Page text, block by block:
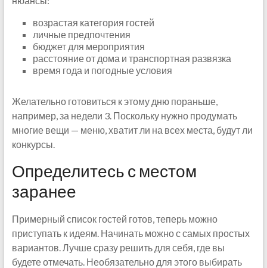
возрастая категория гостей
личные предпочтения
бюджет для мероприятия
расстояние от дома и транспортная развязка
время года и погодные условия
Желательно готовиться к этому дню пораньше,
например, за недели 3. Поскольку нужно продумать
многие вещи — меню, хватит ли на всех места, будут ли
конкурсы.
Определитесь с местом
заранее
Примерный список гостей готов, теперь можно
приступать к идеям. Начинать можно с самых простых
вариантов. Лучше сразу решить для себя, где вы
будете отмечать. Необязательно для этого выбирать